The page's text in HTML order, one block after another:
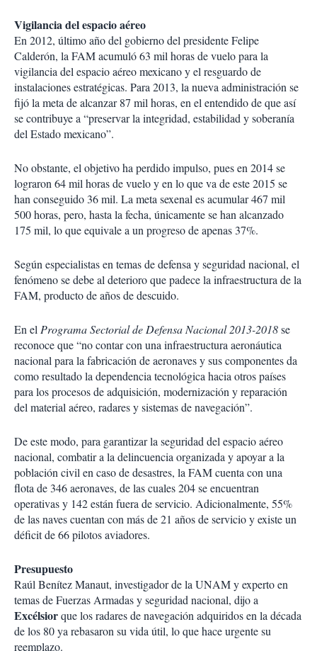
Vigilancia del espacio aéreo
En 2012, último año del gobierno del presidente Felipe
Calderón, la FAM acumuló 63 mil horas de vuelo para la
vigilancia del espacio aéreo mexicano y el resguardo de
instalaciones estratégicas. Para 2013, la nueva administración se
fijó la meta de alcanzar 87 mil horas, en el entendido de que así
se contribuye a “preservar la integridad, estabilidad y soberanía
del Estado mexicano”.
No obstante, el objetivo ha perdido impulso, pues en 2014 se
lograron 64 mil horas de vuelo y en lo que va de este 2015 se
han conseguido 36 mil. La meta sexenal es acumular 467 mil
500 horas, pero, hasta la fecha, únicamente se han alcanzado
175 mil, lo que equivale a un progreso de apenas 37%.
Según especialistas en temas de defensa y seguridad nacional, el
fenómeno se debe al deterioro que padece la infraestructura de la
FAM, producto de años de descuido.
En el Programa Sectorial de Defensa Nacional 2013-2018se
reconoce que “no contar con una infraestructura aeronáutica
nacional para la fabricación de aeronaves y sus componentes da
como resultado la dependencia tecnológica hacia otros países
para los procesos de adquisición, modernización y reparación
del material aéreo, radares y sistemas de navegación”.
De este modo, para garantizar la seguridad del espacio aéreo
nacional, combatir a la delincuencia organizada y apoyar a la
población civil en caso de desastres, la FAM cuenta con una
flota de 346 aeronaves, de las cuales 204 se encuentran
operativas y 142 están fuera de servicio. Adicionalmente, 55%
de las naves cuentan con más de 21 años de servicio y existe un
déficit de 66 pilotos aviadores.
Presupuesto
Raúl Benítez Manaut, investigador de la UNAM y experto en
temas de Fuerzas Armadas y seguridad nacional, dijo a
Excélsiorque los radares de navegación adquiridos en la década
de los 80 ya rebasaron su vida útil, lo que hace urgente su
reemplazo.